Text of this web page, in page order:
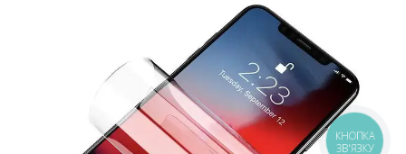
КНОПКА
ЗВ'ЯЗКУ